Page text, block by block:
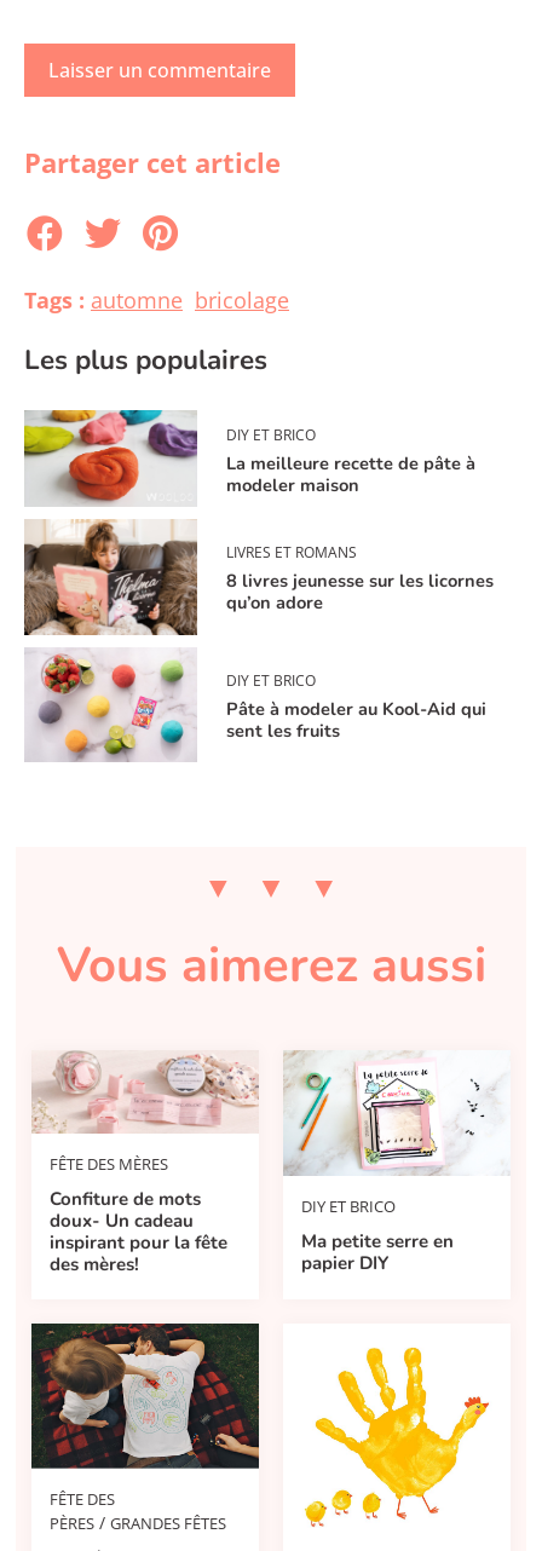
Partager cet article
Tags : automne bricolage
Les plus populaires
DIY ET BRICO
La meilleure recette de pâte à
modeler maison
LIVRES ET ROMANS
8 livres jeunesse sur les licornes
qu’on adore
DIY ET BRICO
Pâte à modeler au Kool-Aid qui
sent les fruits
Vous aimerez aussi
FÊTE DES MÈRES
Confiture de mots
doux- Un cadeau
inspirant pour la fête
des mères!
DIY ET BRICO
Ma petite serre en
papier DIY
FÊTE DES
PÈRES / GRANDES FÊTES